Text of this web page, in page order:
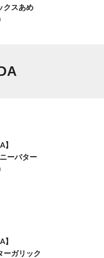
クスあめ
】
ーバター
】
ーガリック